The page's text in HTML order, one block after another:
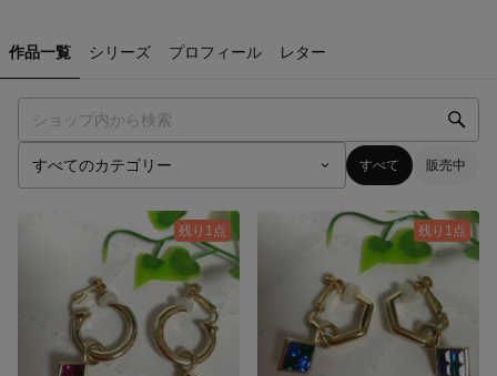
作品一覧 シリーズ プロフィール レター
すべて 販売中
残り1点 残り1点